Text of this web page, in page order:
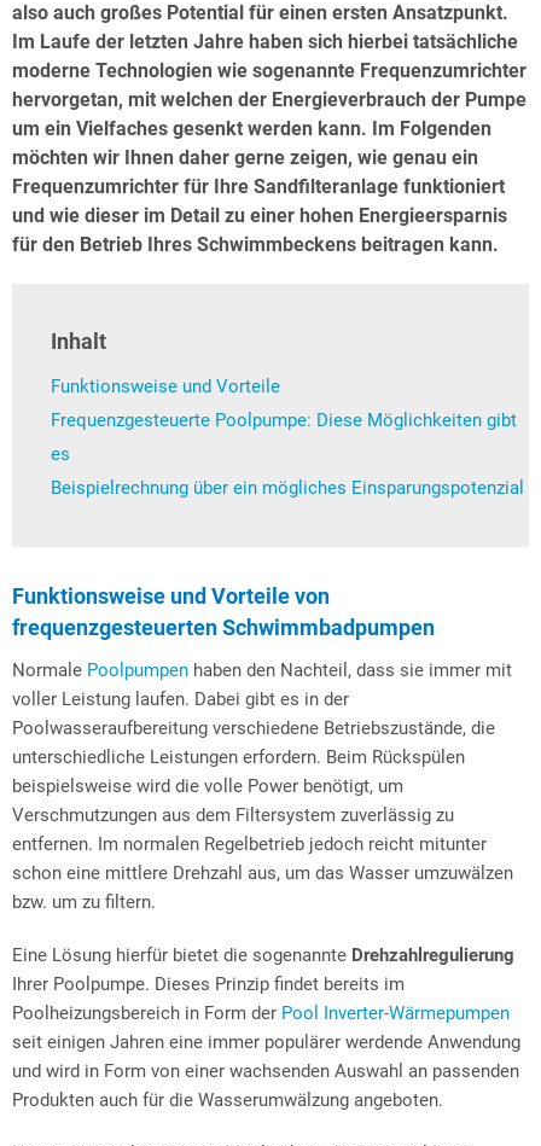
also auch großes Potential für einen ersten Ansatzpunkt.
Im Laufe der letzten Jahre haben sich hierbei tatsächliche
moderne Technologien wie sogenannte Frequenzumrichter
hervorgetan, mit welchen der Energieverbrauch der Pumpe
um ein Vielfaches gesenkt werden kann. Im Folgenden
möchten wir Ihnen daher gerne zeigen, wie genau ein
Frequenzumrichter für Ihre Sandfilteranlage funktioniert
und wie dieser im Detail zu einer hohen Energieersparnis
für den Betrieb Ihres Schwimmbeckens beitragen kann.
Inhalt
Funktionsweise und Vorteile
Frequenzgesteuerte Poolpumpe: Diese Möglichkeiten gibt
es
Beispielrechnung über ein mögliches Einsparungspotenzial
Funktionsweise und Vorteile von
frequenzgesteuerten Schwimmbadpumpen
Normale Poolpumpen haben den Nachteil, dass sie immer mit
voller Leistung laufen. Dabei gibt es in der
Poolwasseraufbereitung verschiedene Betriebszustände, die
unterschiedliche Leistungen erfordern. Beim Rückspülen
beispielsweise wird die volle Power benötigt, um
Verschmutzungen aus dem Filtersystem zuverlässig zu
entfernen. Im normalen Regelbetrieb jedoch reicht mitunter
schon eine mittlere Drehzahl aus, um das Wasser umzuwälzen
bzw. um zu filtern.
Eine Lösung hierfür bietet die sogenannte Drehzahlregulierung
Ihrer Poolpumpe. Dieses Prinzip findet bereits im
Poolheizungsbereich in Form der Pool Inverter-Wärmepumpen
seit einigen Jahren eine immer populärer werdende Anwendung
und wird in Form von einer wachsenden Auswahl an passenden
Produkten auch für die Wasserumwälzung angeboten.